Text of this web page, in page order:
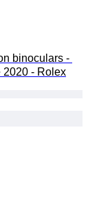
binoculars -
2020 - Rolex